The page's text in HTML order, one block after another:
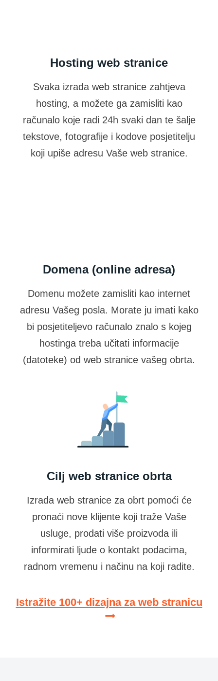
Hosting web stranice
Svaka izrada web stranice zahtjeva
hosting, a možete ga zamisliti kao
računalo koje radi 24h svaki dan te šalje
tekstove, fotografije i kodove posjetitelju
koji upiše adresu Vaše web stranice.
Domena (online adresa)
Domenu možete zamisliti kao internet
adresu Vašeg posla. Morate ju imati kako
bi posjetiteljevo računalo znalo s kojeg
hostinga treba učitati informacije
(datoteke) od web stranice vašeg obrta.
Cilj web stranice obrta
Izrada web stranice za obrt pomoći će
pronaći nove klijente koji traže Vaše
usluge, prodati više proizvoda ili
informirati ljude o kontakt podacima,
radnom vremenu i načinu na koji radite.
Istražite 100+ dizajna za web stranicu